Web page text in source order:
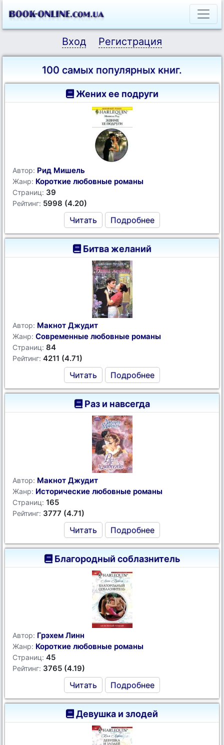
Вход Регистрация
100 самых популярных книг.
Жених ее подруги
Автор: Рид Мишель
Жанр: Короткие любовные романы
Страниц: 39
Рейтинг: 5998 (4.20)
Читать Подробнее
Битва желаний
Автор: Макнот Джудит
Жанр: Современные любовные романы
Страниц: 84
Рейтинг: 4211 (4.71)
Читать Подробнее
Раз и навсегда
Автор: Макнот Джудит
Жанр: Исторические любовные романы
Страниц: 165
Рейтинг: 3777 (4.71)
Читать Подробнее
Благородный соблазнитель
Автор: Грэхем Линн
Жанр: Короткие любовные романы
Страниц: 45
Рейтинг: 3765 (4.19)
Читать Подробнее
Девушка и злодей